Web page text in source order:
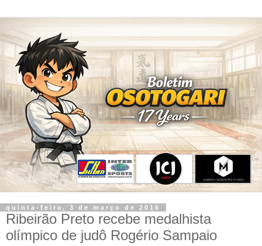
quinta-feira, 3 de março de 2016
Ribeirão Preto recebe medalhista
olímpico de judô Rogério Sampaio